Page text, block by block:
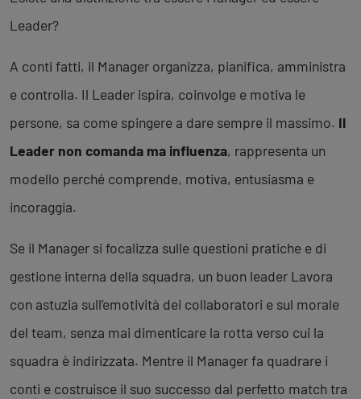
Leader?
A conti fatti, il Manager organizza, pianifica, amministra
e controlla. Il Leader ispira, coinvolge e motiva le
persone, sa come spingere a dare sempre il massimo. Il
Leader non comanda ma influenza, rappresenta un
modello perché comprende, motiva, entusiasma e
incoraggia.
Se il Manager si focalizza sulle questioni pratiche e di
gestione interna della squadra, un buon leader Lavora
con astuzia sull’emotività dei collaboratori e sul morale
del team, senza mai dimenticare la rotta verso cui la
squadra è indirizzata. Mentre il Manager fa quadrare i
conti e costruisce il suo successo dal perfetto match tra